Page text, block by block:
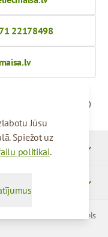
Jūsu
Spiežot uz
politikai.
22178498
09:00 - 17:00
© 2026 SIA Parcels